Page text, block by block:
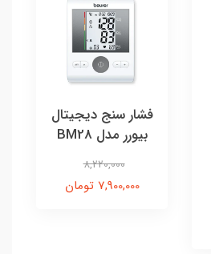
فشار سنج دیجیتال
بیورر مدل BM28
8,220,000
7,900,000 تومان